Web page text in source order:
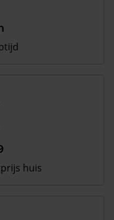
huis